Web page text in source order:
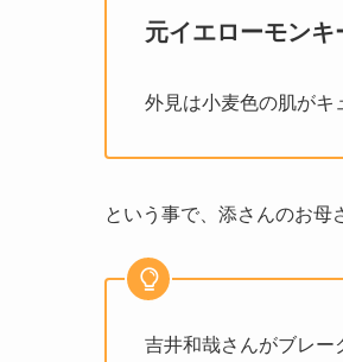
元イエローモン
外見は小麦色の肌が
という事で、添さんのお母
吉井和哉さんがブレー